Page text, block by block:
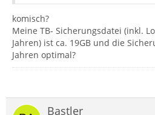
komisch?
Meine TB- Sicherungsdatei (inkl.
Jahren) ist ca. 19GB und die
Jahren optimal?
Bastler